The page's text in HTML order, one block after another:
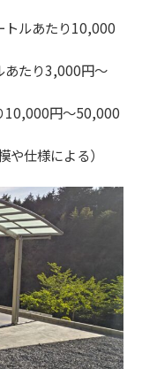
トルあたり10,000
あたり3,000円～
10,000円～50,000
や仕様による）